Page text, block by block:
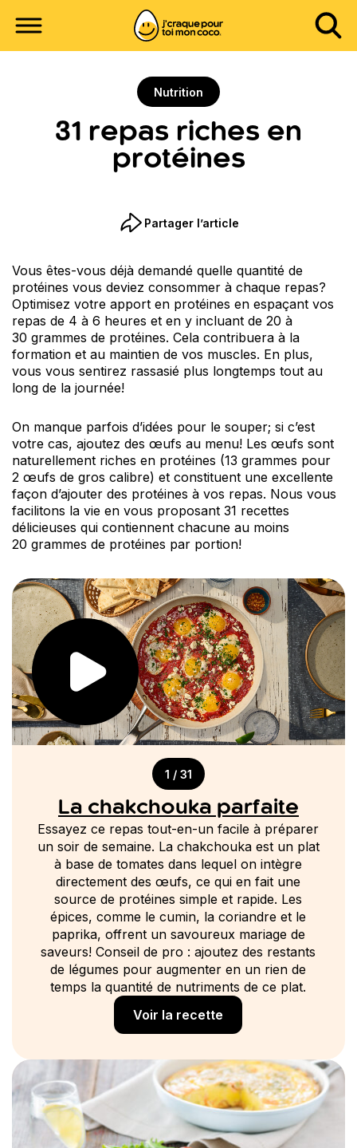
Nutrition
31 repas riches en
protéines
Partager l’article
Vous êtes-vous déjà demandé quelle quantité de
protéines vous deviez consommer à chaque repas?
Optimisez votre apport en protéines en espaçant vos
repas de 4 à 6 heures et en y incluant de 20 à
30 grammes de protéines. Cela contribuera à la
formation et au maintien de vos muscles. En plus,
vous vous sentirez rassasié plus longtemps tout au
long de la journée!
On manque parfois d’idées pour le souper; si c’est
votre cas, ajoutez des œufs au menu! Les œufs sont
naturellement riches en protéines (13 grammes pour
2 œufs de gros calibre) et constituent une excellente
façon d’ajouter des protéines à vos repas. Nous vous
facilitons la vie en vous proposant 31 recettes
délicieuses qui contiennent chacune au moins
20 grammes de protéines par portion!
1 / 31
La chakchouka parfaite
Essayez ce repas tout-en-un facile à préparer
un soir de semaine. La chakchouka est un plat
à base de tomates dans lequel on intègre
directement des œufs, ce qui en fait une
source de protéines simple et rapide. Les
épices, comme le cumin, la coriandre et le
paprika, offrent un savoureux mariage de
saveurs! Conseil de pro : ajoutez des restants
de légumes pour augmenter en un rien de
temps la quantité de nutriments de ce plat.
Voir la recette